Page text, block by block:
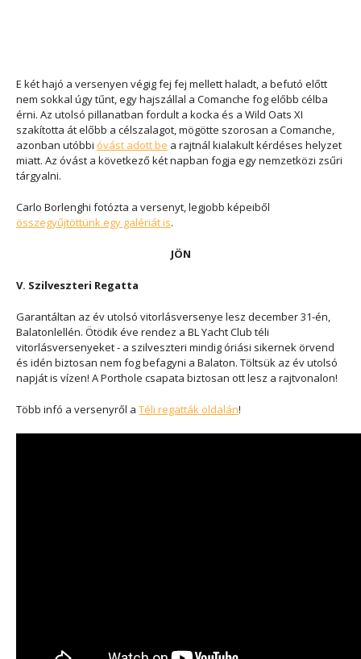
E két hajó a versenyen végig fej fej mellett haladt, a befutó előtt
nem sokkal úgy tűnt, egy hajszállal a Comanche fog előbb célba
érni. Az utolsó pillanatban fordult a kocka és a Wild Oats XI
szakította át előbb a célszalagot, mögötte szorosan a Comanche,
azonban utóbbi óvást adott be a rajtnál kialakult kérdéses helyzet
miatt. Az óvást a következő két napban fogja egy nemzetközi zsűri
tárgyalni.
Carlo Borlenghi fotózta a versenyt, legjobb képeiből
összegyűjtöttünk egy galériát is.
JÖN
V. Szilveszteri Regatta
Garantáltan az év utolsó vitorlásversenye lesz december 31-én,
Balatonlellén. Ötödik éve rendez a BL Yacht Club téli
vitorlásversenyeket - a szilveszteri mindig óriási sikernek örvend
és idén biztosan nem fog befagyni a Balaton. Töltsük az év utolsó
napját is vízen! A Porthole csapata biztosan ott lesz a rajtvonalon!
Több infó a versenyről a Téli regatták oldalán!